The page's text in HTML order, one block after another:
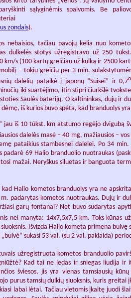
sąlyginėmis spalvomis. Be
zondais).
nebaisios, tačiau pavojų kelia nuo
dulkelės stotys užregistravo už 250
km/s (100 kartų greičiau už kulką ir 2500
– tokiu greičiu per 3 min.
dalelių pataikė į japonų “Suisei” ir 0,7o
iki suartėjimo, itin stipri čiurkšlė
Saulės baterijų. O kaltininkas, dujų ir
iš kurios buvo spėta, kad branduolys
jau iš 10 tūkst. km atstumo regėjo dvigubą
dalelės masė – 40 mg, mažiausios – vos
pataikius stambesnei dalelei. Po 34
padarė 69 Halio branduolio nuotraukas
mažai. Neryškus siluetas ir banguota
Halio kometos branduolys yra ne
padarytas kometos nuotraukas. Dujų ir
garų fontanai? Net buvo sudarytas
nei manyta: 14x7,5x7,5 km. Toks kūnas
Išvizda Halio kometa primena
sukasi 53 val. (su 2 val. paklaida)
užregistruota kometos branduolio
Kad tai ne ledas ir sniegas liudija
šviesos, jis yra vienas tamsiausių
purus tamsių dulkių sluoksnis, kuris
labai lėtai. Tačiau vietomis įkaitę juodi